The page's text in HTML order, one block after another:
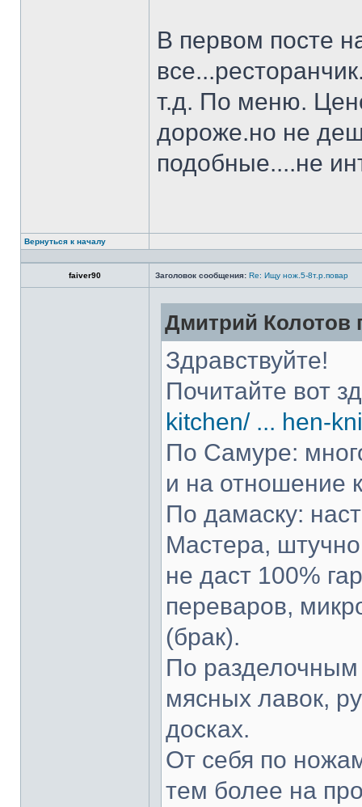
В первом посте
т.д. По меню.
дороже.но не
подобные....не
Вернуться к началу
faiver90 Заголовок сообщения: Re: Ищу нож.5-8т.р.повар
Дмитрий Колотов
Здравствуйте!
Почитайте вот
kitchen/ ... hen-
По Самуре:
и на отношение
По дамаску:
Мастера,
не даст 100%
переваров,
(брак).
По разделочным
мясных лавок,
досках.
От себя по
тем более на